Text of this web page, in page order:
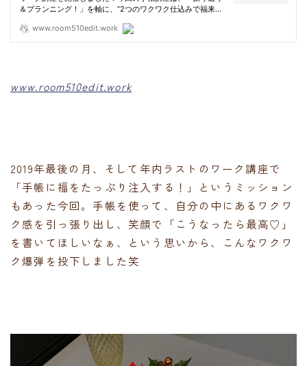
www.room510edit.work
2019年最後の月、そして年内ラストのワーク講座で
「手帳に福をたっぷり注入する！」というミッション
もあった今回。手帳を使って、自分の中にあるワクワ
ク感を引っ張り出し、笑顔で「こうなったら最高♡」
を書いてほしいなぁ、という思いから、こんなワクワ
ク爆弾を投下しました笑